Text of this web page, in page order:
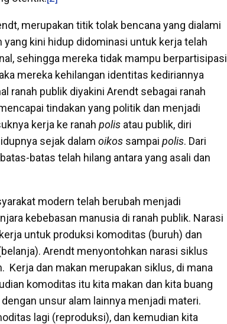
merupakan titik tolak bencana yang dialami
kini hidup didominasi untuk kerja telah
sehingga mereka tidak mampu berpartisipasi
mereka kehilangan identitas kediriannya
ranah publik diyakini Arendt sebagai ranah
tindakan yang politik dan menjadi
kerja ke ranah polis atau publik, diri
sejak dalam oikos sampai polis. Dari
batas telah hilang antara yang asali dan
modern telah berubah menjadi
kebebasan manusia di ranah publik. Narasi
untuk produksi komoditas (buruh) dan
Arendt menyontohkan narasi siklus
Kerja dan makan merupakan siklus, di mana
komoditas itu kita makan dan kita buang
unsur alam lainnya menjadi materi.
lagi (reproduksi), dan kemudian kita